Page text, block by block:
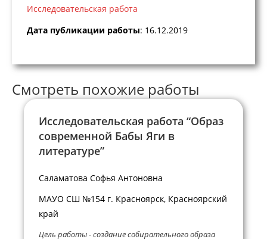
Исследовательская работа
Дата публикации работы: 16.12.2019
Смотреть похожие работы
Исследовательская работа “Образ
современной Бабы Яги в
литературе”
Саламатова Софья Антоновна
МАУО СШ №154 г. Красноярск, Красноярский
край
Цель работы - создание собирательного образа